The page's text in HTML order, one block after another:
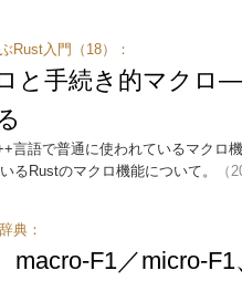
Rust入門（18）：
と手続き的マクロ
言語で普通に使われているマクロ
るRustのマクロ機能について。
（
典：
macro-F1／micro-